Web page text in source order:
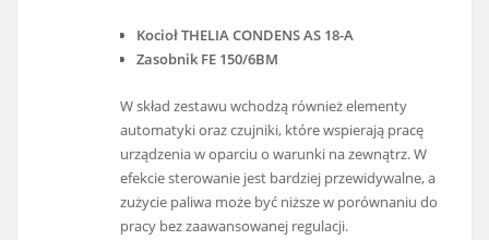
Kocioł THELIA CONDENS AS 18-A
Zasobnik FE 150/6BM
W skład zestawu wchodzą również elementy
automatyki oraz czujniki, które wspierają pracę
urządzenia w oparciu o warunki na zewnątrz. W
efekcie sterowanie jest bardziej przewidywalne, a
zużycie paliwa może być niższe w porównaniu do
pracy bez zaawansowanej regulacji.